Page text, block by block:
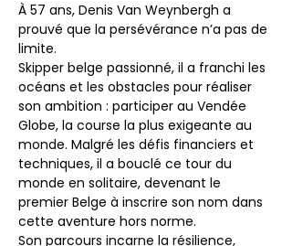
À 57 ans, Denis Van Weynbergh a
prouvé que la persévérance n’a pas de
limite.
Skipper belge passionné, il a franchi les
océans et les obstacles pour réaliser
son ambition : participer au Vendée
Globe, la course la plus exigeante au
monde. Malgré les défis financiers et
techniques, il a bouclé ce tour du
monde en solitaire, devenant le
premier Belge à inscrire son nom dans
cette aventure hors norme.
Son parcours incarne la résilience,